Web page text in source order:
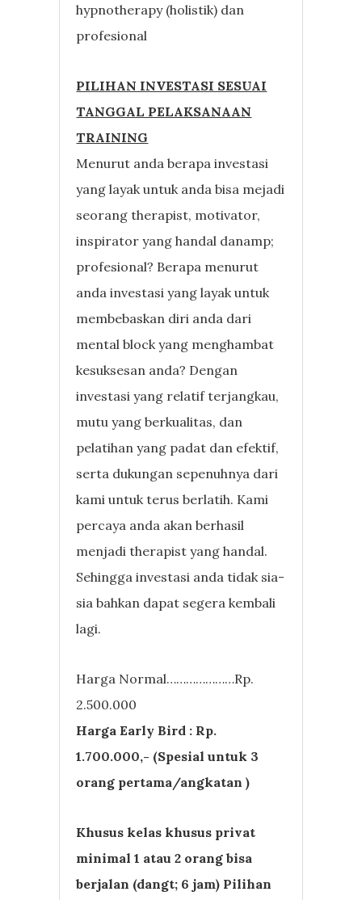
hypnotherapy (holistik) dan
profesional
PILIHAN INVESTASI SESUAI
TANGGAL PELAKSANAAN
TRAINING
Menurut anda berapa investasi
yang layak untuk anda bisa mejadi
seorang therapist, motivator,
inspirator yang handal danamp;
profesional? Berapa menurut
anda investasi yang layak untuk
membebaskan diri anda dari
mental block yang menghambat
kesuksesan anda? Dengan
investasi yang relatif terjangkau,
mutu yang berkualitas, dan
pelatihan yang padat dan efektif,
serta dukungan sepenuhnya dari
kami untuk terus berlatih. Kami
percaya anda akan berhasil
menjadi therapist yang handal.
Sehingga investasi anda tidak sia-
sia bahkan dapat segera kembali
lagi.
Harga Normal…………………Rp.
2.500.000
Harga Early Bird : Rp.
1.700.000,- (Spesial untuk 3
orang pertama/angkatan )
Khusus kelas khusus privat
minimal 1 atau 2 orang bisa
berjalan (dangt; 6 jam) Pilihan